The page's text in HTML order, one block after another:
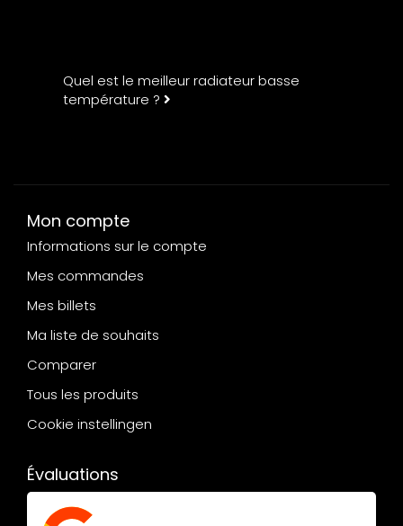
Quel est le meilleur radiateur basse
température ?
Mon compte
Informations sur le compte
Mes commandes
Mes billets
Ma liste de souhaits
Comparer
Tous les produits
Cookie instellingen
Évaluations